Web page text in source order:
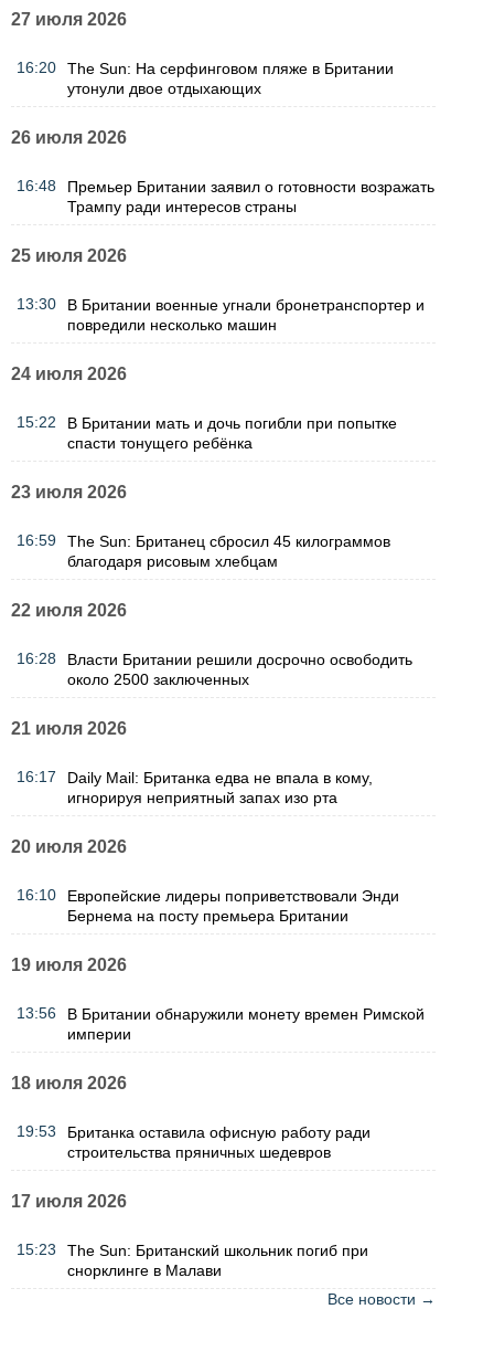
27 июля 2026
16:20
The Sun: На серфинговом пляже в Британии
утонули двое отдыхающих
26 июля 2026
16:48
Премьер Британии заявил о готовности возражать
Трампу ради интересов страны
25 июля 2026
13:30
В Британии военные угнали бронетранспортер и
повредили несколько машин
24 июля 2026
15:22
В Британии мать и дочь погибли при попытке
спасти тонущего ребёнка
23 июля 2026
16:59
The Sun: Британец сбросил 45 килограммов
благодаря рисовым хлебцам
22 июля 2026
16:28
Власти Британии решили досрочно освободить
около 2500 заключенных
21 июля 2026
16:17
Daily Mail: Британка едва не впала в кому,
игнорируя неприятный запах изо рта
20 июля 2026
16:10
Европейские лидеры поприветствовали Энди
Бернема на посту премьера Британии
19 июля 2026
13:56
В Британии обнаружили монету времен Римской
империи
18 июля 2026
19:53
Британка оставила офисную работу ради
строительства пряничных шедевров
17 июля 2026
15:23
The Sun: Британский школьник погиб при
снорклинге в Малави
Все новости →